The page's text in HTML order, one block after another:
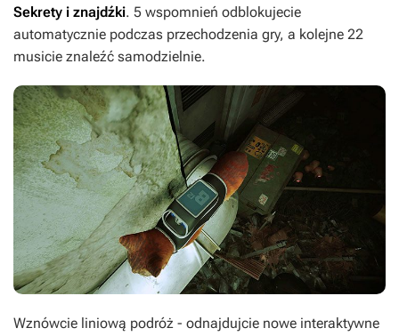
Sekrety i znajdźki. 5 wspomnień odblokujecie
automatycznie podczas przechodzenia gry, a kolejne 22
musicie znaleźć samodzielnie.
Wznówcie liniową podróż - odnajdujcie nowe interaktywne